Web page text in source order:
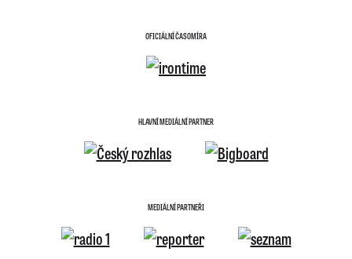
OFICIÁLNÍ ČASOMÍRA
HLAVNÍ MEDIÁLNÍ PARTNER
MEDIÁLNÍ PARTNEŘI